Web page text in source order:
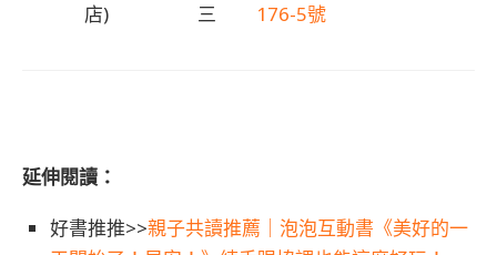
店)
三
176-5號
延伸閱讀：
好書推推>>親子共讀推薦｜泡泡互動書《美好的一